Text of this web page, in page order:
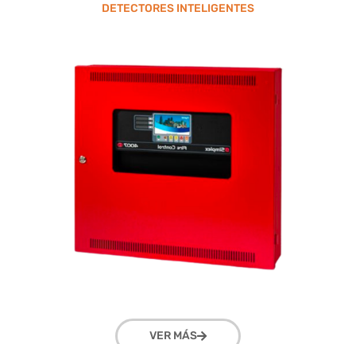
DETECTORES INTELIGENTES
VER MÁS